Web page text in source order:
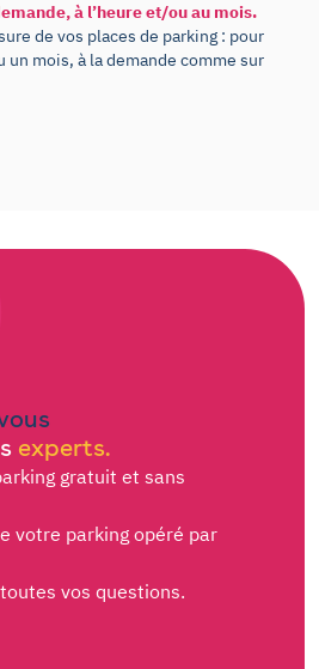
à l’heure et/ou au mois.
de vos places de parking : pour
un mois, à la demande comme sur
experts.
gratuit et sans
votre parking opéré par
vos questions.